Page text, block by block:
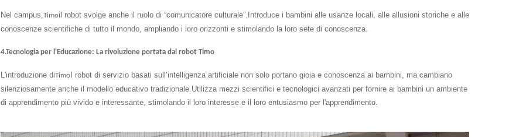
Nel campus,Timoil robot svolge anche il ruolo di “comunicatore culturale”.Introduce i bambini alle usanze locali, alle allusioni storiche e alle
conoscenze scientifiche di tutto il mondo, ampliando i loro orizzonti e stimolando la loro sete di conoscenza.
4.Tecnologia per l'Educazione: La rivoluzione portata dal robot Timo
L'introduzione diTimo I robot di servizio basati sull’intelligenza artificiale non solo portano gioia e conoscenza ai bambini, ma cambiano
silenziosamente anche il modello educativo tradizionale.Utilizza mezzi scientifici e tecnologici avanzati per fornire ai bambini un ambiente
di apprendimento più vivido e interessante, stimolando il loro interesse e il loro entusiasmo per l'apprendimento.